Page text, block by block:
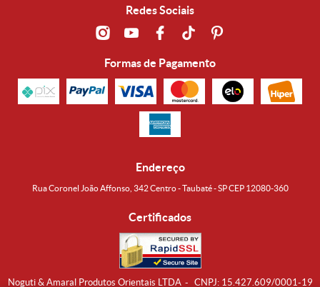
Redes Sociais
Formas de Pagamento
Endereço
Rua Coronel João Affonso, 342 Centro - Taubaté - SP CEP 12080-360
Certificados
Noguti & Amaral Produtos Orientais LTDA CNPJ: 15.427.609/0001-19